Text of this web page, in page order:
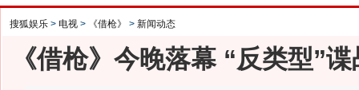
搜狐娱乐 > 电视 > 《借枪》 > 新闻动态
《借枪》今晚落幕 “反类型”